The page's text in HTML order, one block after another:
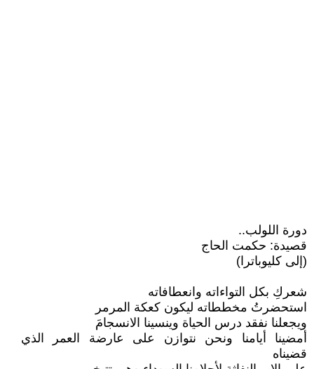
دورة اللولب..
قصيدة: حكمت الحاج
(إلى كليوباترا)
شعركِ بكل التواءاته وانعطافاته
استحضرتُ مخططاته ليكون كعكة المرمر
ويجعلنا نفقد درس الحياة وينسينا الانسجامَ
أمضينا أيامنا ونحن نتوازن على عارضة العمر الذي
قضيناه